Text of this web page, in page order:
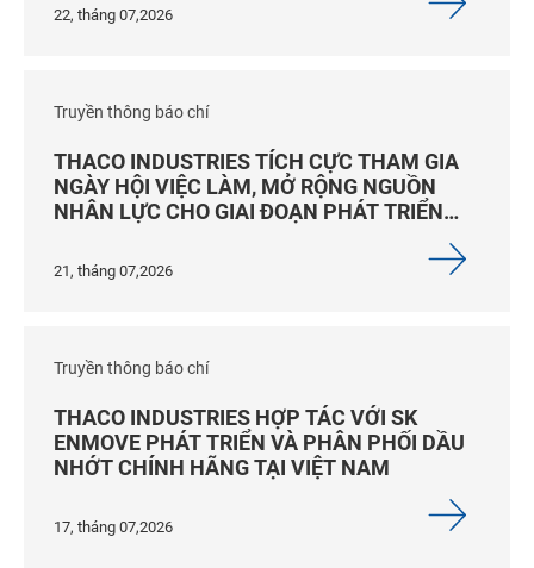
22, tháng 07,2026
Truyền thông báo chí
THACO INDUSTRIES TÍCH CỰC THAM GIA
NGÀY HỘI VIỆC LÀM, MỞ RỘNG NGUỒN
NHÂN LỰC CHO GIAI ĐOẠN PHÁT TRIỂN
21, tháng 07,2026
Truyền thông báo chí
THACO INDUSTRIES HỢP TÁC VỚI SK
ENMOVE PHÁT TRIỂN VÀ PHÂN PHỐI DẦU
NHỚT CHÍNH HÃNG TẠI VIỆT NAM
17, tháng 07,2026